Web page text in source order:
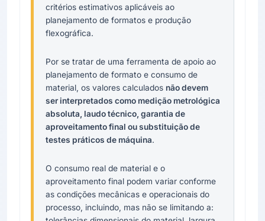
critérios estimativos aplicáveis ao
planejamento de formatos e produção
flexográfica.
Por se tratar de uma ferramenta de apoio ao
planejamento de formato e consumo de
material, os valores calculados não devem
ser interpretados como medição metrológica
absoluta, laudo técnico, garantia de
aproveitamento final ou substituição de
testes práticos de máquina.
O consumo real de material e o
aproveitamento final podem variar conforme
as condições mecânicas e operacionais do
processo, incluindo, mas não se limitando a: